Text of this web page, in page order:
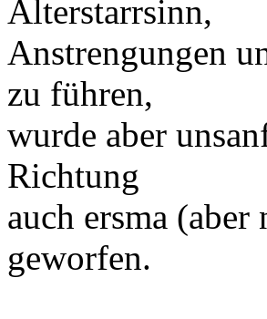
Alterstarrsinn,
Anstrengungen
zu führen,
wurde aber
Richtung
auch ersma
geworfen.